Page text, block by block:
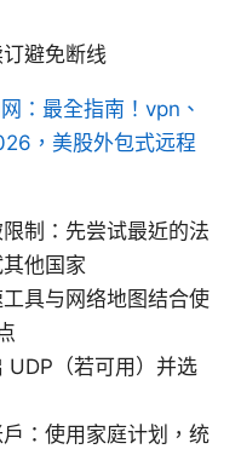
避免断线
：最全指南！vpn、
，美股外包式远程
制：先尝试最近的法
他国家
具与网络地图结合使
UDP（若可用）并选
：使用家庭计划，统